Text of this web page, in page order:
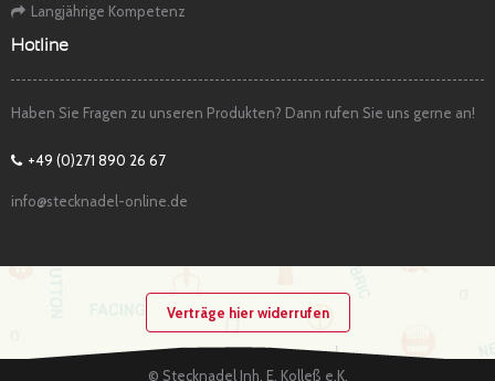
Langjährige Kompetenz
Hotline
Haben Sie Fragen zu unseren Produkten? Dann rufen Sie uns gerne an!
+49 (0)271 890 26 67
info@stecknadel-online.de
Verträge hier widerrufen
© Stecknadel Inh. E. Kolleß e.K.